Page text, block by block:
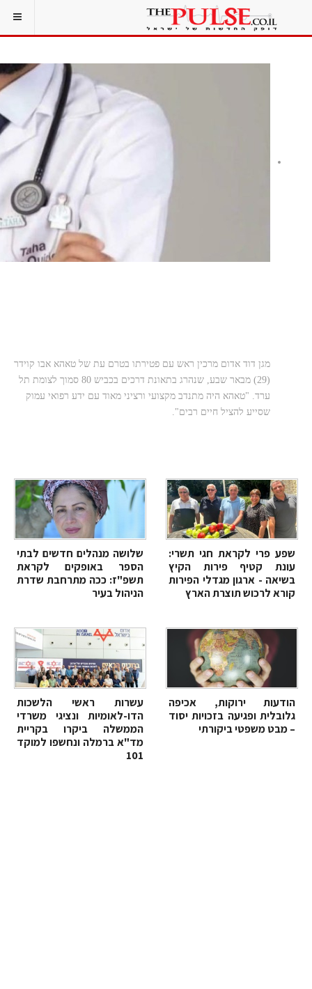
מגן דוד אדום מרכין ראש עם פטירתו בטרם עת של טאהא אבו קוידר
(29) מבאר שבע, שנהרג בתאונת דרכים בכביש 80 סמוך לצומת תל
ערד. "טאהא היה מתנדב מקצועי ורציני מאוד עם ידע רפואי עמוק
שסייע להציל חיים רבים".
שלושה מנהלים חדשים לבתי
הספר באופקים לקראת
תשפ"ז: ככה מתרחבת שדרת
הניהול בעיר
שפע פרי לקראת חגי תשרי:
עונת קטיף פירות הקיץ
בשיאה - ארגון מגדלי הפירות
קורא לרכוש תוצרת הארץ
עשרות ראשי הלשכות
הדו-לאומיות ונציגי משרדי
הממשלה ביקרו בקריית
מד"א ברמלה ונחשפו למוקד
101
הודעות ירוקות, אכיפה
גלובלית ופגיעה בזכויות יסוד
– מבט משפטי ביקורתי